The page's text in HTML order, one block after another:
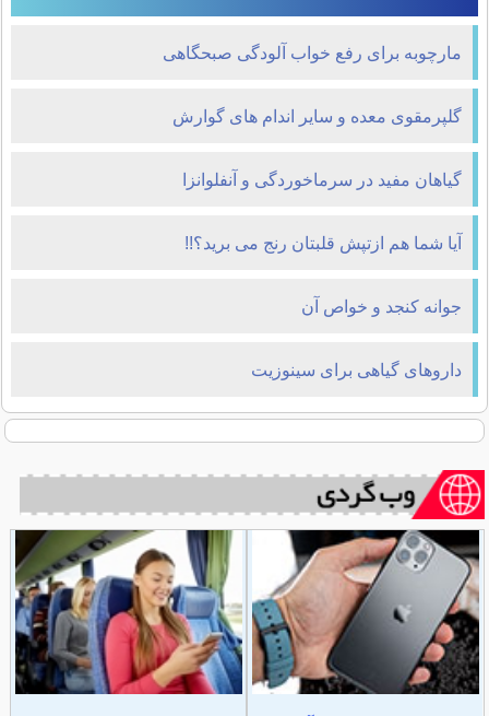
مارچوبه برای رفع خواب آلودگی صبحگاهی
گلپرمقوی معده و سایر اندام‌ های گوارش
گیاهان مفید در سرماخوردگی و آنفلوانزا
آیا شما هم ازتپش قلبتان رنج می برید؟!!
جوانه کنجد و خواص آن
داروهای گیاهی برای سینوزیت